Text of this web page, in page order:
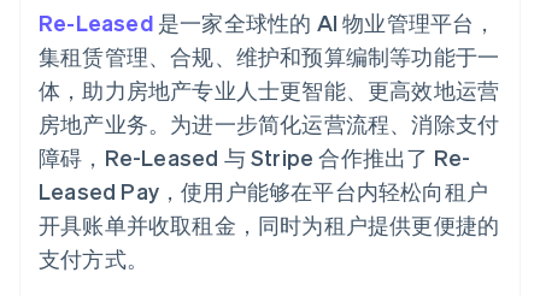
线下支付
Authorization
Boost
支付成功率优
化
Link
加速结账
会计自动化
Stripe Sigma
自定义报告
Data Pipeline
数据同步
更多
Product roadmap
资金管理
平台
SaaS
按行业
AI 企业
创作者经济
通过智能体配置和管理服
务
资源
应用集成
代码示例
开发者博客
产品路线图
Sessions 年度大会
招聘
资讯中心
Stripe Press
联系
Re-Leased是一家全球性的 AI 物业管理平台，
集租赁管理、合规、维护和预算编制等功能于一
体，助力房地产专业人士更智能、更高效地运营
房地产业务。为进一步简化运营流程、消除支付
障碍，Re-Leased 与 Stripe 合作推出了 Re-
Leased Pay，使用户能够在平台内轻松向租户
开具账单并收取租金，同时为租户提供更便捷的
支付方式。